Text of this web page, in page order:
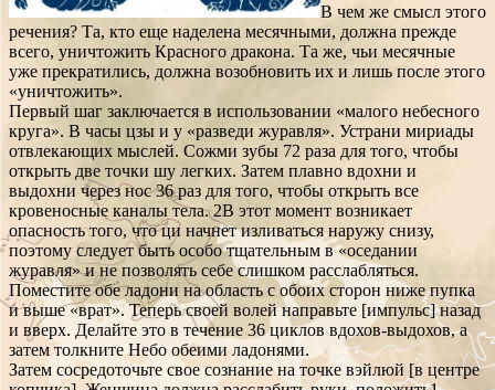
В чем же смысл этого
речения? Та, кто еще наделена месячными, должна прежде
всего, уничтожить Красного дракона. Та же, чьи месячные
уже прекратились, должна возобновить их и лишь после этого
«уничтожить».
Первый шаг заключается в использовании «малого небесного
круга». В часы цзы и у «разведи журавля». Устрани мириады
отвлекающих мыслей. Сожми зубы 72 раза для того, чтобы
открыть две точки шу легких. Затем плавно вдохни и
выдохни через нос 36 раз для того, чтобы открыть все
кровеносные каналы тела. 2В этот момент возникает
опасность того, что ци начнет изливаться наружу снизу,
поэтому следует быть особо тщательным в «оседании
журавля» и не позволять себе слишком расслабляться.
Поместите обе ладони на область с обоих сторон ниже пупка
и выше «врат». Теперь своей волей направьте [импульс] назад
и вверх. Делайте это в течение 36 циклов вдохов-выдохов, а
затем толкните Небо обеими ладонями.
Затем сосредоточьте свое сознание на точке вэйлюй [в центре